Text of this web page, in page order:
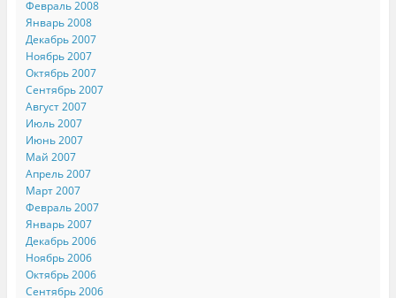
Февраль 2008
Январь 2008
Декабрь 2007
Ноябрь 2007
Октябрь 2007
Сентябрь 2007
Август 2007
Июль 2007
Июнь 2007
Май 2007
Апрель 2007
Март 2007
Февраль 2007
Январь 2007
Декабрь 2006
Ноябрь 2006
Октябрь 2006
Сентябрь 2006